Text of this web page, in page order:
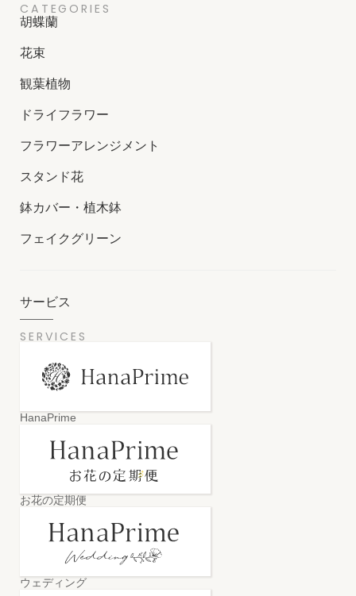
CATEGORIES
胡蝶蘭
花束
観葉植物
ドライフラワー
フラワーアレンジメント
スタンド花
鉢カバー・植木鉢
フェイクグリーン
サービス
SERVICES
HanaPrime
お花の定期便
ウェディング